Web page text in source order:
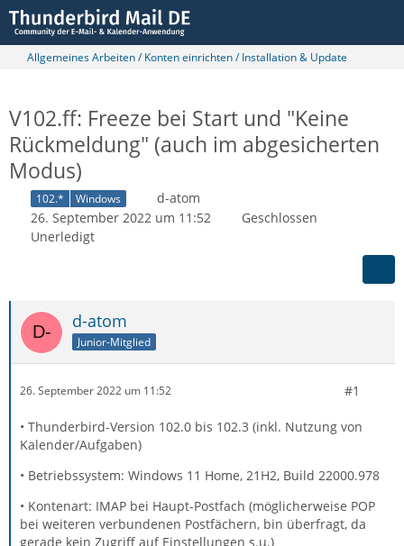
Allgemeines Arbeiten / Konten einrichten / Installation & Update
V102.ff: Freeze bei Start und "Keine
Rückmeldung" (auch im abgesicherten
Modus)
102.* Windows
d-atom
26. September 2022 um 11:52
Geschlossen
Unerledigt
d-atom
Junior-Mitglied
26. September 2022 um 11:52 #1
• Thunderbird-Version 102.0 bis 102.3 (inkl. Nutzung von
Kalender/Aufgaben)
• Betriebssystem: Windows 11 Home, 21H2, Build 22000.978
• Kontenart: IMAP bei Haupt-Postfach (möglicherweise POP
bei weiteren verbundenen Postfächern, bin überfragt, da
gerade kein Zugriff auf Einstellungen s.u.)